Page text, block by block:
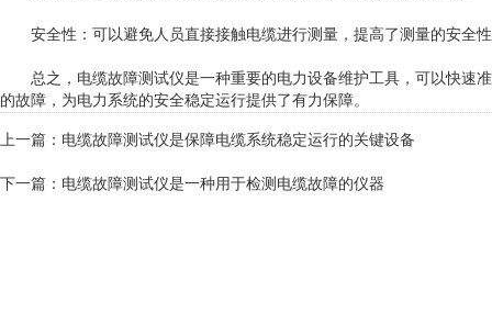
安全性：可以避免人员直接接触电缆进行测量，提高了测量的安全
总之，电缆故障测试仪是一种重要的电力设备维护工具，可以快速
的故障，为电力系统的安全稳定运行提供了有力保障。
上一篇： 电缆故障测试仪是保障电缆系统稳定运行的关键设备
下一篇： 电缆故障测试仪是一种用于检测电缆故障的仪器